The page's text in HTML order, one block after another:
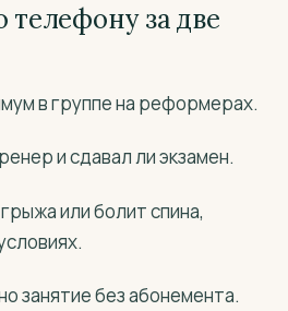
телефону за две
в группе на реформерах.
и сдавал ли экзамен.
или болит спина,
занятие без абонемента.